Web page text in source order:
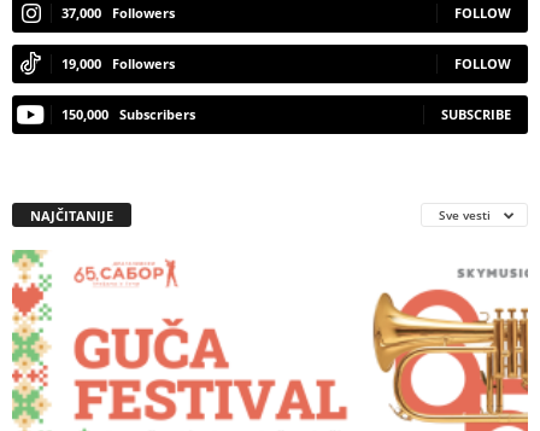
37,000 Followers FOLLOW
19,000 Followers FOLLOW
150,000 Subscribers SUBSCRIBE
NAJČITANIJE Sve vesti